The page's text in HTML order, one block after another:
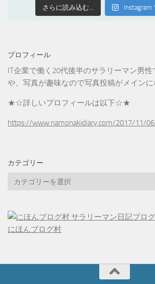
さらに読み込む... Instagram
プロフィール
IT企業で働く20代後半のサラリーマン男
や、写真が趣味なので写真投稿がメインに
★☆詳しいプロフィールは以下☆★
https://www.namonakidiary.com/2017/11/06/
カテゴリー
リ
ー
にほんブログ村